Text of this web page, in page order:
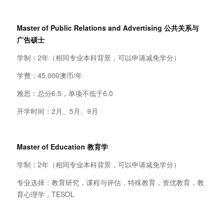
Master of Public Relations and Advertising 公共关系与
广告硕士
学制：2年（相同专业本科背景，可以申请减免学分）
学费：45,000澳币/年
雅思：总分6.5，单项不低于6.0
开学时间：2月、5月、9月
Master of Education 教育学
学制：2年（相同专业本科背景，可以申请减免学分）
专业选择：教育研究，课程与评估，特殊教育，资优教育，教
育心理学，TESOL